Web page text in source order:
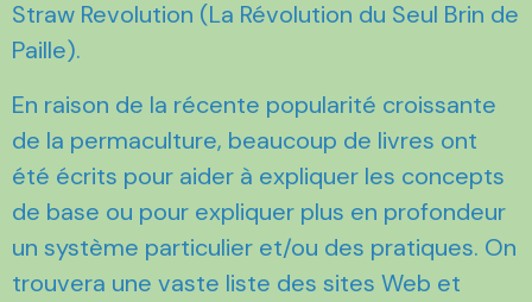
Straw Revolution (La Révolution du Seul Brin de
Paille).
En raison de la récente popularité croissante
de la permaculture, beaucoup de livres ont
été écrits pour aider à expliquer les concepts
de base ou pour expliquer plus en profondeur
un système particulier et/ou des pratiques. On
trouvera une vaste liste des sites Web et